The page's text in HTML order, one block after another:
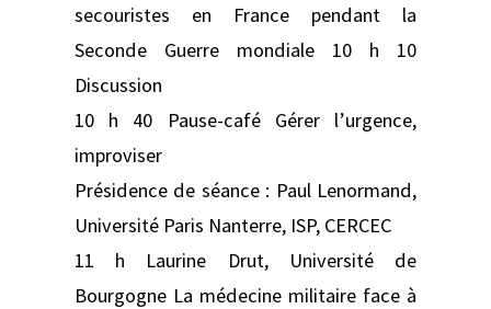
secouristes en France pendant la
Seconde Guerre mondiale 10 h 10
Discussion
10 h 40 Pause-café Gérer l’urgence,
improviser
Présidence de séance : Paul Lenormand,
Université Paris Nanterre, ISP, CERCEC
11 h Laurine Drut, Université de
Bourgogne La médecine militaire face à